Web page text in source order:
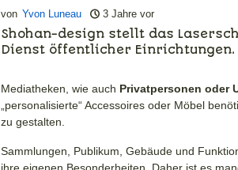
Maßgeschneiderte
Mediatheken.
von Yvon Luneau 3 Jahre vor
Shohan-design stellt das
Dienst öffentlicher Einrichtungen.
Mediatheken, wie auch Privatpersonen oder
„personalisierte“ Accessoires oder Möbel
zu gestalten.
Sammlungen, Publikum, Gebäude und
ihre eigenen Besonderheiten. Daher ist es